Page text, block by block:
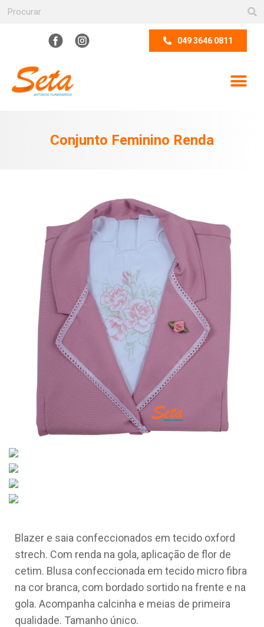
049 3646 0811
Conjunto Feminino Renda
Blazer e saia confeccionados em tecido oxford
strech. Com renda na gola, aplicação de flor de
cetim. Blusa confeccionada em tecido micro fibra
na cor branca, com bordado sortido na frente e na
gola. Acompanha calcinha e meias de primeira
qualidade. Tamanho único.